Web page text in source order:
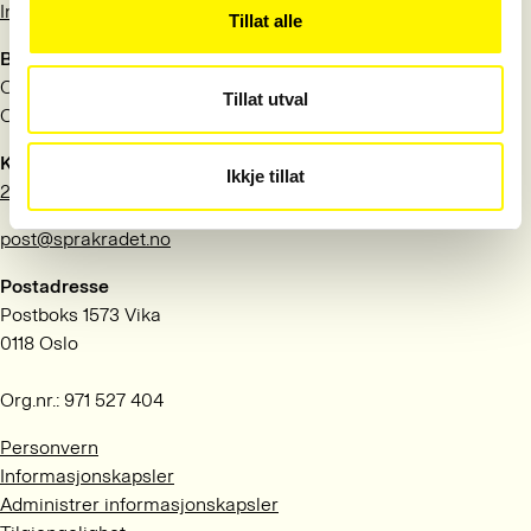
Tillat alle
Tillat utval
Ikkje tillat
Information in English
Besøksadresse
Observatoriegata 1 B
Oslo
Kontakt
22 54 19 50
post@sprakradet.no
Postadresse
Postboks 1573 Vika
0118 Oslo
Org.nr.: 971 527 404
Personvern
Informasjonskapsler
Administrer informasjonskapsler